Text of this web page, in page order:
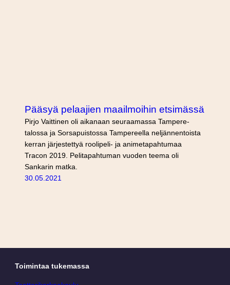
Pääsyä pelaajien maailmoihin etsimässä
Pirjo Vaittinen oli aikanaan seuraamassa Tampere-
talossa ja Sorsapuistossa Tampereella neljännentoista
kerran järjestettyä roolipeli- ja animetapahtumaa
Tracon 2019. Pelitapahtuman vuoden teema oli
Sankarin matka.
30.05.2021
Toimintaa tukemassa